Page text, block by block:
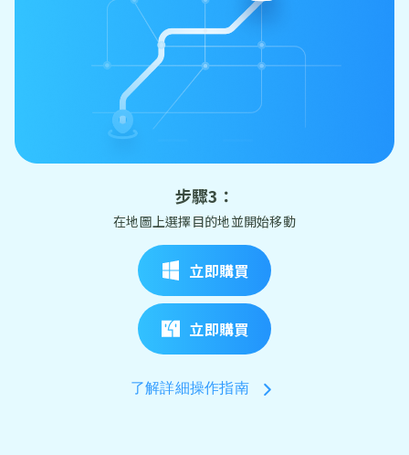
步驟3：
在地圖上選擇目的地並開始移動
立即購買
立即購買
了解詳細操作指南